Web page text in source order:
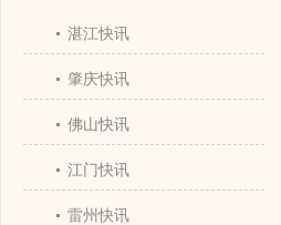
湛江快讯
肇庆快讯
佛山快讯
江门快讯
雷州快讯